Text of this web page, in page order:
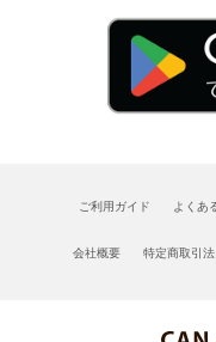
ご利用ガイド よくあ
会社概要 特定商取引法